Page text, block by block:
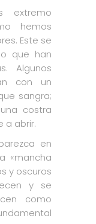
extremo
hemos
Este se
que han
Algunos
con un
sangra;
costra
a abrir.
en
«mancha
y oscuros
y se
como